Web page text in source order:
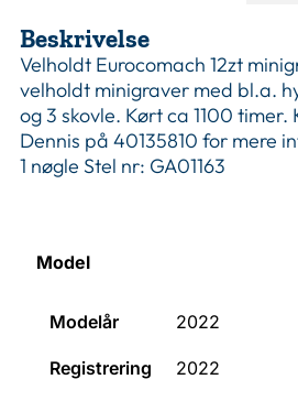
Beskrivelse
Velholdt Eurocomach 12zt
velholdt minigraver med bl.a.
og 3 skovle. Kørt ca 1100 timer.
Dennis på 40135810 for mere
1 nøgle Stel nr: GA01163
Model
Modelår 2022
Registrering 2022